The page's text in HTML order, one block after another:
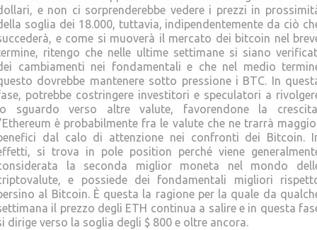
e non ci sorprenderebbe vedere i prezzi in
soglia dei 18.000, tuttavia, indipendentemente da ciò
e come si muoverà il mercato dei bitcoin nel
ritengo che nelle ultime settimane si siano
cambiamenti nei fondamentali e che nel medio
dovrebbe mantenere sotto pressione i BTC. In
potrebbe costringere investitori e speculatori a
sguardo verso altre valute, favorendone la
è probabilmente fra le valute che ne trarrà
dal calo di attenzione nei confronti dei Bitcoin.
si trova in pole position perché viene
la seconda miglior moneta nel mondo
e possiede dei fondamentali migliori
al Bitcoin. È questa la ragione per la quale da
il prezzo degli ETH continua a salire e in questa
dirige verso la soglia degli $ 800 e oltre ancora.